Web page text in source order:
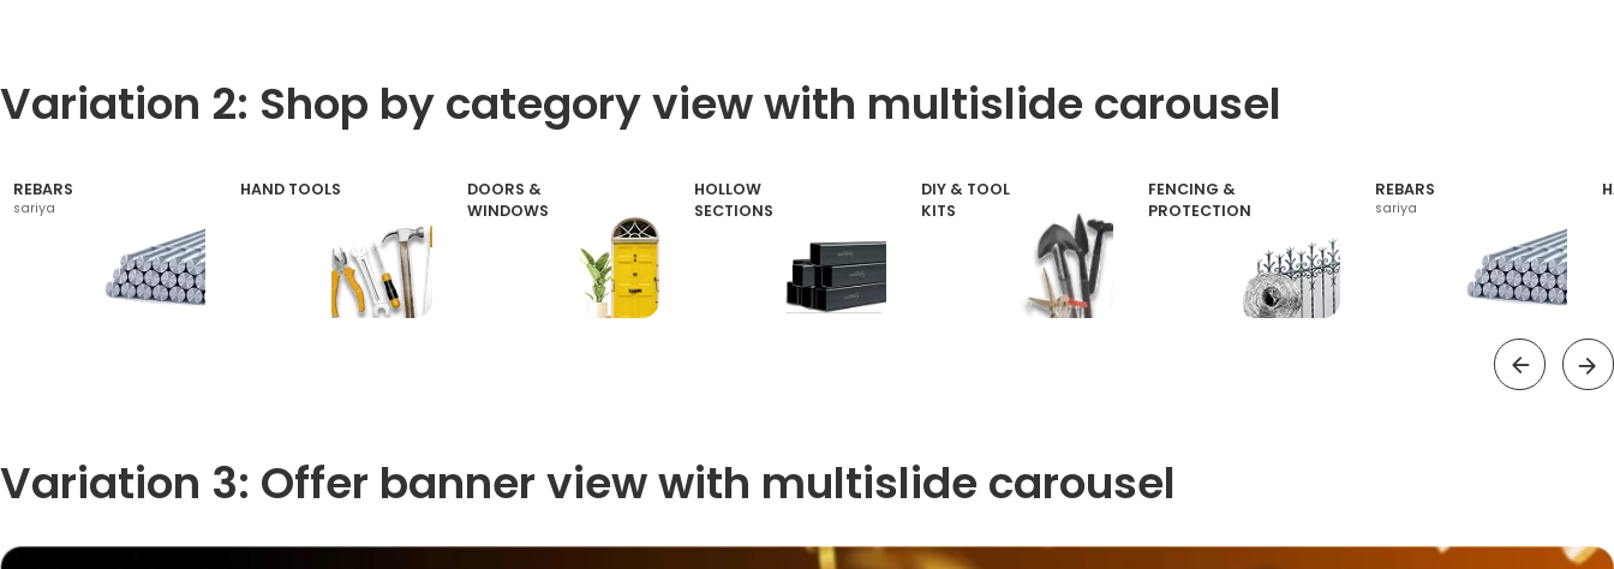
Variation 2: Shop by category view with multislide carousel
REBARS
sariya
HAND TOOLS
DOORS &
WINDOWS
HOLLOW
SECTIONS
DIY & TOOL
KITS
FENCING &
PROTECTION
REBARS
sariya
Variation 3: Offer banner view with multislide carousel